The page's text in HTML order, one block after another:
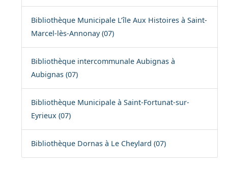
Bibliothèque Municipale L’île Aux Histoires à Saint-
Marcel-lès-Annonay (07)
Bibliothèque intercommunale Aubignas à
Aubignas (07)
Bibliothèque Municipale à Saint-Fortunat-sur-
Eyrieux (07)
Bibliothèque Dornas à Le Cheylard (07)